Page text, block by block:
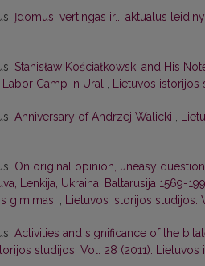
Įdomus, vertingas ir... aktualus
Stanisław Kościałkowski and His
Camp in Ural , Lietuvos istorijos
Anniversary of Andrzej Walicki ,
On original opinion, uneasy
Lenkija, Ukraina, Baltarusija 1569-
gimimas. , Lietuvos istorijos studijos:
Activities and significance of the
studijos: Vol. 28 (2011): Lietuvos